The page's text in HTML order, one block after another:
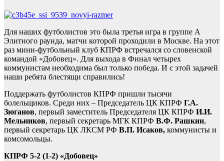
Для наших футболистов это была третья игра в группе А
Элитного раунда, матчи которой проходили в Москве. На этот
раз мини-футбольный клуб КПРФ встречался со словенской
командой «Добовец». Для выхода в Финал четырех
коммунистам необходима был только победа. И с этой задачей
наши ребята блестящи справились!
Поддержать футболистов КПРФ пришли тысячи
болельщиков. Среди них – Председатель ЦК КПРФ Г.А.
Зюганов, первый заместитель Председателя ЦК КПРФ И.И.
Мельников, первый секретарь МГК КПРФ В.Ф. Рашкин,
первый секретарь ЦК ЛКСМ РФ В.П. Исаков, коммунисты и
комсомольцы.
КПРФ 5-2 (1-2) «Добовец»